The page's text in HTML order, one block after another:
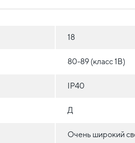
18
80-89 (класс 1B)
IP40
Д
Очень широкий